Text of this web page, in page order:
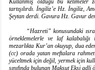
Kullanmış olduğu bu kelimeler
tartışılırdı. İngiliz’e Hz. İngiliz,
Şeytan derdi. Gavura Hz. Gavur
“Hazreti” konusundaki
örneklemelerle ve laf
mezarlıkta Kur’an okuyup, dua
(cc) orada yatan meftalara
yüceltmek için değil, yermek için
sınıfında bulunan Maksut Ekşi